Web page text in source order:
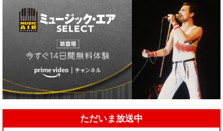
ただいま放送中